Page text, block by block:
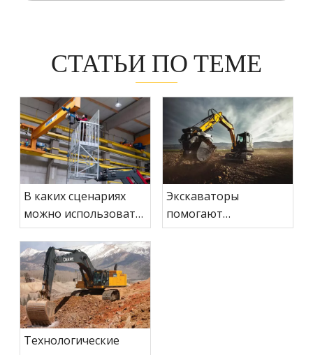
СТАТЬИ ПО ТЕМЕ
В каких сценариях
можно использовать
мобильные
подъемные
платформы?
Экскаваторы
помогают
экстренным
Технологические